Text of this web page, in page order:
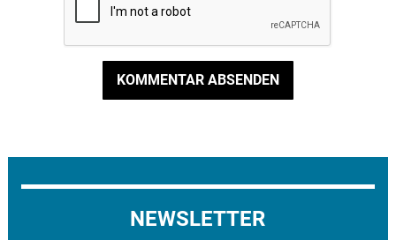
KOMMENTAR ABSENDEN
NEWSLETTER